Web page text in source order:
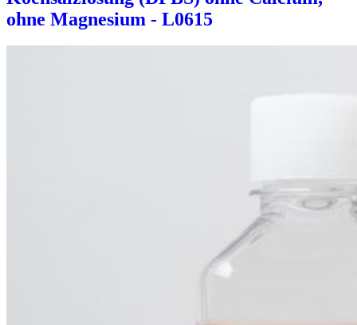
ohne Magnesium - L0615